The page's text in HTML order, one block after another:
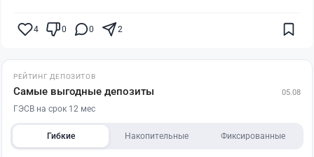
4 0 0 2
РЕЙТИНГ ДЕПОЗИТОВ
Самые выгодные депозиты 05.08
ГЭСВ на срок 12 мес
Гибкие Накопительные Фиксированные